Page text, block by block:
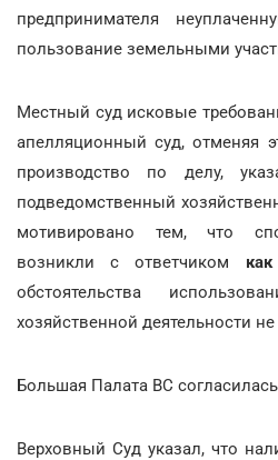
предпринимателя
пользование земельными
Местный суд исковые
апелляционный суд, отменяя
производство по делу,
подведомственный
мотивировано тем, что
возникли с ответчиком
обстоятельства
хозяйственной деятельности
Большая Палата ВС
Верховный Суд указал, что